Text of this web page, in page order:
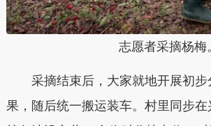
志愿者采摘杨梅
采摘结束后，大家就地开展初步
果，随后统一搬运装车。村里同步